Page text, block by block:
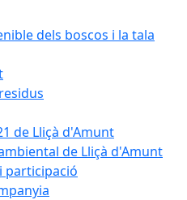
dels boscos i la tala
de Lliçà d'Amunt
de Lliçà d'Amunt
participació